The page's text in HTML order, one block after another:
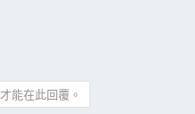
能在此回覆。